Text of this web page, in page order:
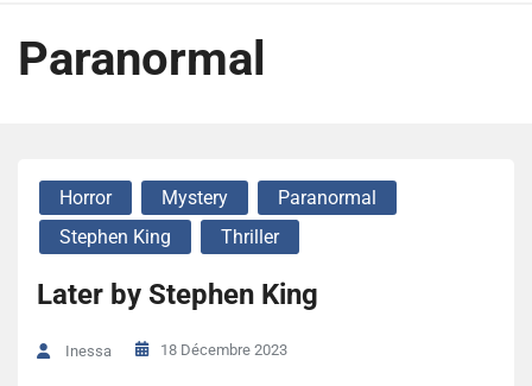
Paranormal
Horror Mystery
Paranormal
Stephen King
Thriller
Later by Stephen King
Inessa 18 Décembre 2023